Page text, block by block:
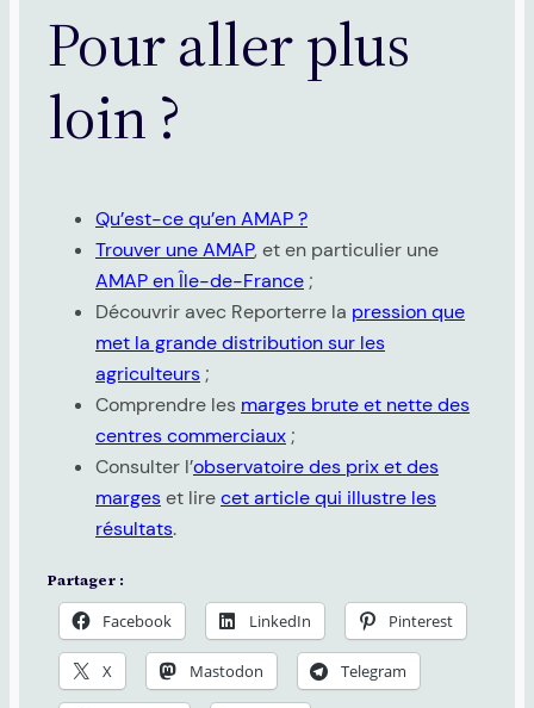
Pour aller plus
loin ?
Qu’est-ce qu’en AMAP ?
Trouver une AMAP, et en particulier une
AMAP en Île-de-France ;
Découvrir avec Reporterre la pression que
met la grande distribution sur les
agriculteurs ;
Comprendre les marges brute et nette des
centres commerciaux ;
Consulter l’observatoire des prix et des
margeset lirecet article qui illustre les
résultats.
Partager :
Facebook LinkedIn Pinterest
X Mastodon Telegram